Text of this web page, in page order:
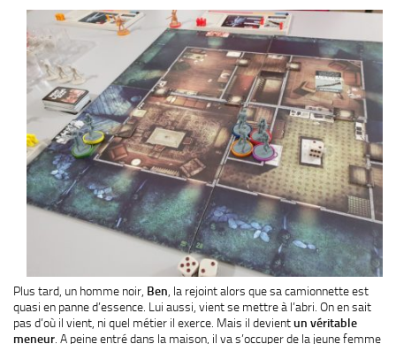
Plus tard, un homme noir, Ben, la rejoint alors que sa camionnette est
quasi en panne d’essence. Lui aussi, vient se mettre à l’abri. On en sait
pas d’où il vient, ni quel métier il exerce. Mais il devientun véritable
meneur. A peine entré dans la maison, il va s’occuper de la jeune femme